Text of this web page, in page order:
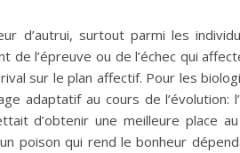
d’autrui, surtout parmi les
l’épreuve ou de l’échec qui
sur le plan affectif. Pour les
adaptatif au cours de l’évolution:
d’obtenir une meilleure place
poison qui rend le bonheur